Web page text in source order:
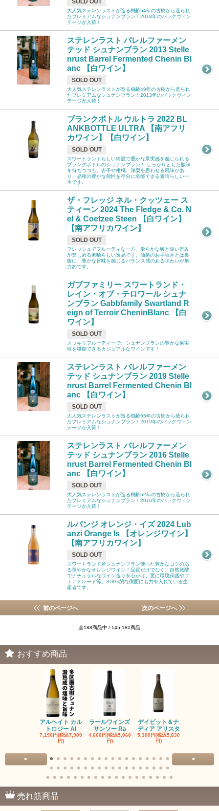
SOLD OUT
大人気ステレンラストが造る樹齢54年の古樹から造られ
たプレミアムなシュナンブラン！2018年のバックヴィン
テージが入荷！
ステレンラスト バレルファーメン
テッド シュナンブラン 2013 Stelle
nrust Barrel Fermented Chenin Bl
anc 【白ワイン】
SOLD OUT
大人気ステレンラストが造る樹齢49年の古樹から造られ
たプレミアムなシュナンブラン！2013年のバックヴィン
テージが入荷！
ブランクボトル ウルトラ 2022 BL
ANKBOTTLE ULTRA 【南アフリ
カワイン】【白ワイン】
SOLD OUT
スワートランドらしい綺麗で豊かな果実感を感じられる
ブランクボトルのシュナンブラン！ しっかりとした酸味
を持ちつつも、杏子や柑橘、洋梨を思わせる風味があ
り、品種の豊かな個性を存分に堪能できる素晴らしい一
本です。
ザ・フレッジ ネル・クッツェー ス
ティーン 2024 The Fledge & Co. N
el & Coetzee Steen 【白ワイン】
【南アフリカワイン】
SOLD OUT
フレッシュでフルーティな一方、滑らかな酸と深い旨み
が楽しめる素晴らしい逸品です。価格のお手頃さとは裏
腹に、豊かな旨味を感じるバランス感のある味わいが魅
力的です。
ガブファミリー スワートランド・
レイン・オブ・テロワール シュナ
ンブラン Gabbfamily Swartland R
eign of Terroir CheninBlanc 【白
ワイン】
SOLD OUT
スッキリフルーティーで、シュナンブランの豊かな果実
味を堪能できるカジュアルなワインです！
ステレンラスト バレルファーメン
テッド シュナンブラン 2019 Stelle
nrust Barrel Fermented Chenin Bl
anc 【白ワイン】
SOLD OUT
大人気ステレンラストが造る樹齢55年の古樹から造られ
たプレミアムなシュナンブラン！2019年のバックヴィン
テージが入荷！
ステレンラスト バレルファーメン
テッド シュナンブラン 2016 Stelle
nrust Barrel Fermented Chenin Bl
anc 【白ワイン】
SOLD OUT
大人気ステレンラストが造る樹齢52年の古樹から造られ
たプレミアムなシュナンブラン！2016年のバックヴィン
テージが入荷！
ルバンジ オレンジ・イズ 2024 Lub
anzi Orange Is 【オレンジワイン】
【南アフリカワイン】
SOLD OUT
スワートランド産シュナンブラン使った豊かなコクのあ
る華やかなオレンジワイン！品質だけでなく、自然発酵
でナチュラルなワイン造りを心がけ、更に環境保護やフ
ェアトレード等、SDGs的な側面にも力を入れている生
産者です。
前のページへ 次のページへ
全188商品中 / 145-180商品
おすすめ商品
アルヘイト カル
トロジー Al
7,190円(税込7,909
円)
ラールワインズ
サンソー Ra
4,600円(税込5,060
円)
デイビット＆ナ
ディア アリスタ
5,300円(税込5,830
円)
< >
売れ筋商品